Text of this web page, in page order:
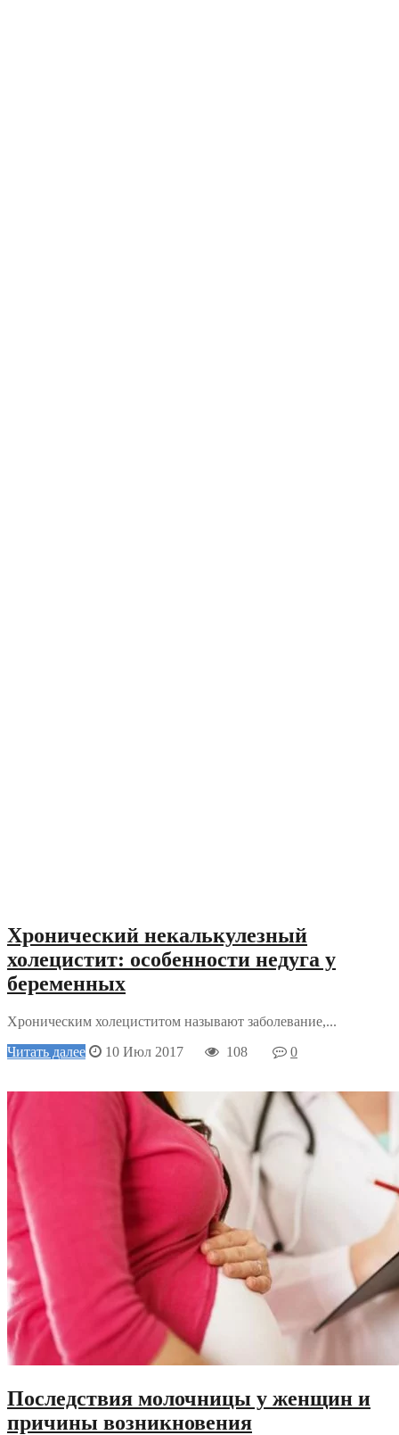
Хронический некалькулезный
холецистит: особенности недуга у
беременных
Хроническим холециститом называют заболевание,...
Читать далее
10 Июл 2017 108 0
Последствия молочницы у женщин и
причины возникновения